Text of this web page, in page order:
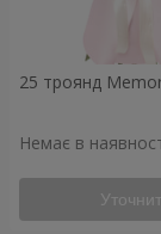
25 троянд
Немає в